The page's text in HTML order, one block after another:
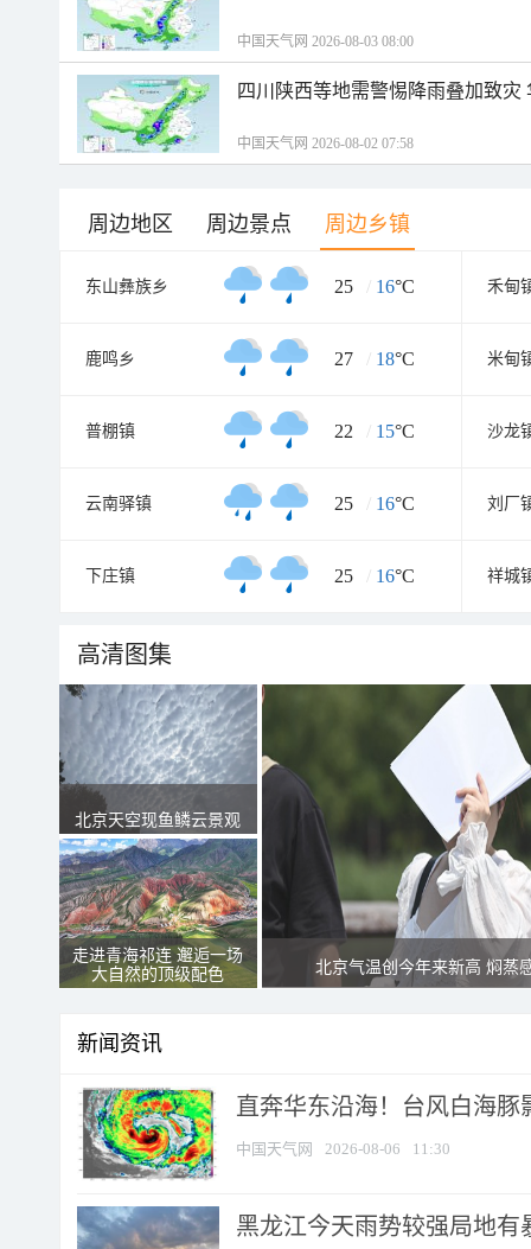
中国天气网 2026-08-03 08:00
四川陕西等地需警惕降雨叠加致
中国天气网 2026-08-02 07:58
周边地区 周边景点 周边乡镇
东山彝族乡 25 / 16°C 禾甸
鹿鸣乡 27 / 18°C 米甸
普棚镇 22 / 15°C 沙龙
云南驿镇 25 / 16°C 刘厂
下庄镇 25 / 16°C 祥城
高清图集
北京天空现鱼鳞云景观
走进青海祁连 邂逅一场
大自然的顶级配色
北京气温创今年来新高 焖蒸
新闻资讯
直奔华东沿海！台风白海豚
中国天气网 2026-08-06 11:30
黑龙江今天雨势较强局地有